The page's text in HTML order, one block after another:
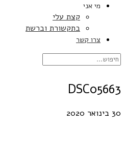
מי אני
קצת עלי
בתקשורת וברשת
צרו קשר
DSC05663
30 בינואר 2020